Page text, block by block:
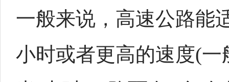
一般来说，高速公路能
小时或者更高的速度(一